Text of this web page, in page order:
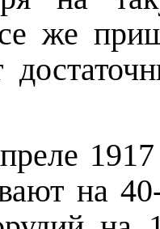
же
на